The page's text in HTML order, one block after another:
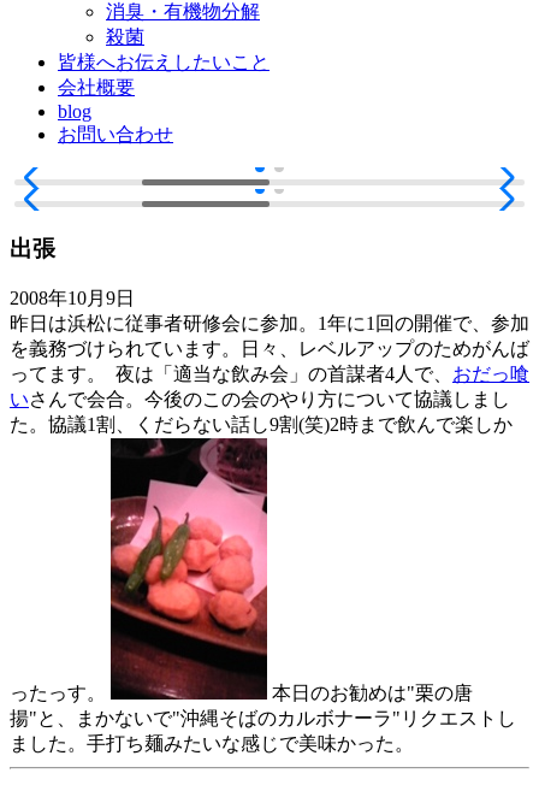
消臭・有機物分解
殺菌
皆様へお伝えしたいこと
会社概要
blog
お問い合わせ
出張
2008年10月9日
昨日は浜松に従事者研修会に参加。1年に1回の開催で、参加
を義務づけられています。日々、レベルアップのためがんば
ってます。
夜は「適当な飲み会」の首謀者4人で、 おだっ喰
いさんで会合。今後のこの会のやり方について協議しまし
た。協議1割、くだらない話し9割(笑)2時まで飲んで楽しか
ったっす。
本日のお勧めは"栗の唐
揚"と、まかないで"沖縄そばのカルボナーラ"リクエストし
ました。手打ち麺みたいな感じで美味かった。